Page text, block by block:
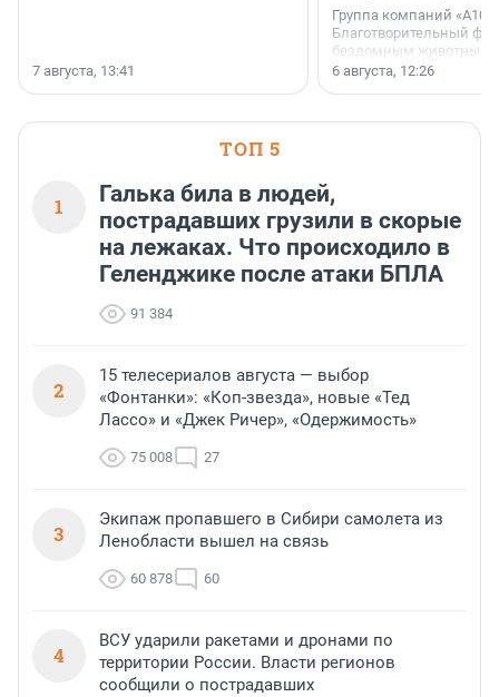
7 августа, 13:41
Группа компаний
Благотворительный
бездомным животным
заключили соглашение
6 августа, 12:26
ТОП 5
1
Галька била в людей,
пострадавших грузили в скорые
на лежаках. Что происходило в
Геленджике после атаки БПЛА
91 384
2
15 телесериалов августа — выбор
«Фонтанки»: «Коп-звезда», новые «Тед
Лассо» и «Джек Ричер», «Одержимость»
75 008 27
3
Экипаж пропавшего в Сибири самолета из
Ленобласти вышел на связь
60 878 60
4
ВСУ ударили ракетами и дронами по
территории России. Власти регионов
сообщили о пострадавших